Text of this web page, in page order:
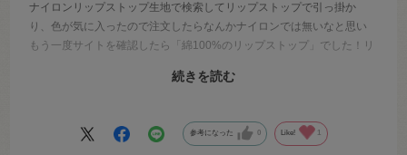
ナイロンリップストップ生地で検索してリップストップで引っ掛か
り、色が気に入ったので注文したらなんかナイロンでは無いなと思い
もう一度サイトを確認したら「綿100%のリップストップ」でした！リ
してよく読み込まなかった自分も悪いのですが騙された気分！カット
続きを読む
参考になった 0 Like! 1